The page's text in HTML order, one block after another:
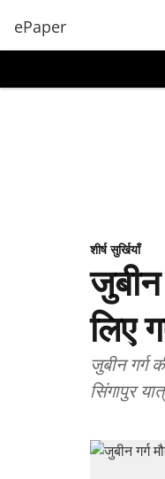
ePaper
शीर्ष सुर्खियाँ
जुबीन
लिए
जुबीन गर्ग
सिंगापुर